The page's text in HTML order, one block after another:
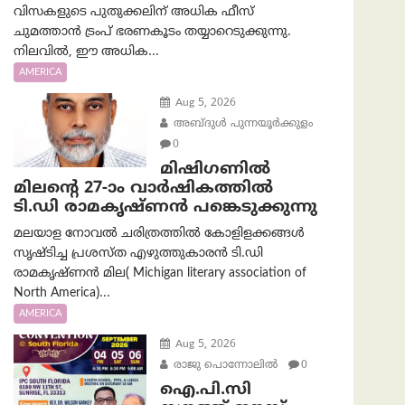
വിസകളുടെ പുതുക്കലിന് അധിക ഫീസ്
ചുമത്താൻ ട്രംപ് ഭരണകൂടം തയ്യാറെടുക്കുന്നു.
നിലവിൽ, ഈ അധിക...
AMERICA
Aug 5, 2026
അബ്ദുൾ പുന്നയൂർക്കുളം
0
മിഷിഗണിൽ
മിലന്റെ 27-ാം വാർഷികത്തിൽ
ടി.ഡി രാമകൃഷ്ണൻ പങ്കെടുക്കുന്നു
മലയാള നോവൽ ചരിത്രത്തിൽ കോളിളക്കങ്ങൾ
സൃഷ്ടിച്ച പ്രശസ്‌ത എഴുത്തുകാരൻ ടി.ഡി
രാമകൃഷ്ണൻ മില( Michigan literary association of
North America)...
AMERICA
Aug 5, 2026
രാജു പൊന്നോലിൽ
0
ഐ.പി.സി